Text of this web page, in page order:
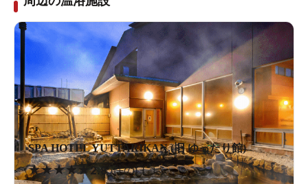
SPA HOTEL YUTTARIKAN (旧 ゆったり館)
★★★★★2.85件の口コミ